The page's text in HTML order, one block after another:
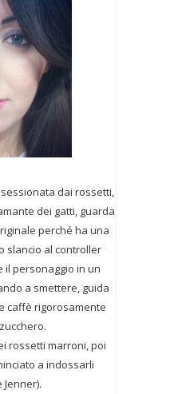
dai rossetti,
dei gatti, guarda
perché ha una
slancio al controller
personaggio in un
a smettere, guida
caffè rigorosamente
rossetti marroni, poi
a indossarli
Jenner).